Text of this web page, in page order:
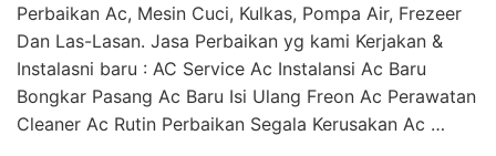
Perbaikan Ac, Mesin Cuci, Kulkas, Pompa Air, Frezeer
Dan Las-Lasan. Jasa Perbaikan yg kami Kerjakan &
Instalasni baru : AC Service Ac Instalansi Ac Baru
Bongkar Pasang Ac Baru Isi Ulang Freon Ac Perawatan
Cleaner Ac Rutin Perbaikan Segala Kerusakan Ac …